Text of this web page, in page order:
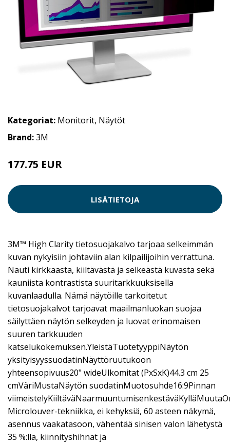
Kategoriat: Monitorit, Näytöt
Brand:3M
177.75 EUR
LISÄTIETOJA
3M™ High Clarity tietosuojakalvo tarjoaa selkeimmän
kuvan nykyisiin johtaviin alan kilpailijoihin verrattuna.
Nauti kirkkaasta, kiiltävästä ja selkeästä kuvasta sekä
kauniista kontrastista suuritarkkuuksisella
kuvanlaadulla. Nämä näytöille tarkoitetut
tietosuojakalvot tarjoavat maailmanluokan suojaa
säilyttäen näytön selkeyden ja luovat erinomaisen
suuren tarkkuuden
katselukokemuksen.YleistäTuotetyyppiNäytön
yksityisyyssuodatinNäyttöruutukoon
yhteensopivuus20" wideUlkomitat (PxSxK)44.3 cm 25
cmVäriMustaNäytön suodatinMuotosuhde16:9Pinnan
Microlouver-tekniikka, ei kehyksiä, 60 asteen näkymä,
asennus vaakatasoon, vähentää sinisen valon lähetystä
35 %:lla, kiinnityshihnat ja